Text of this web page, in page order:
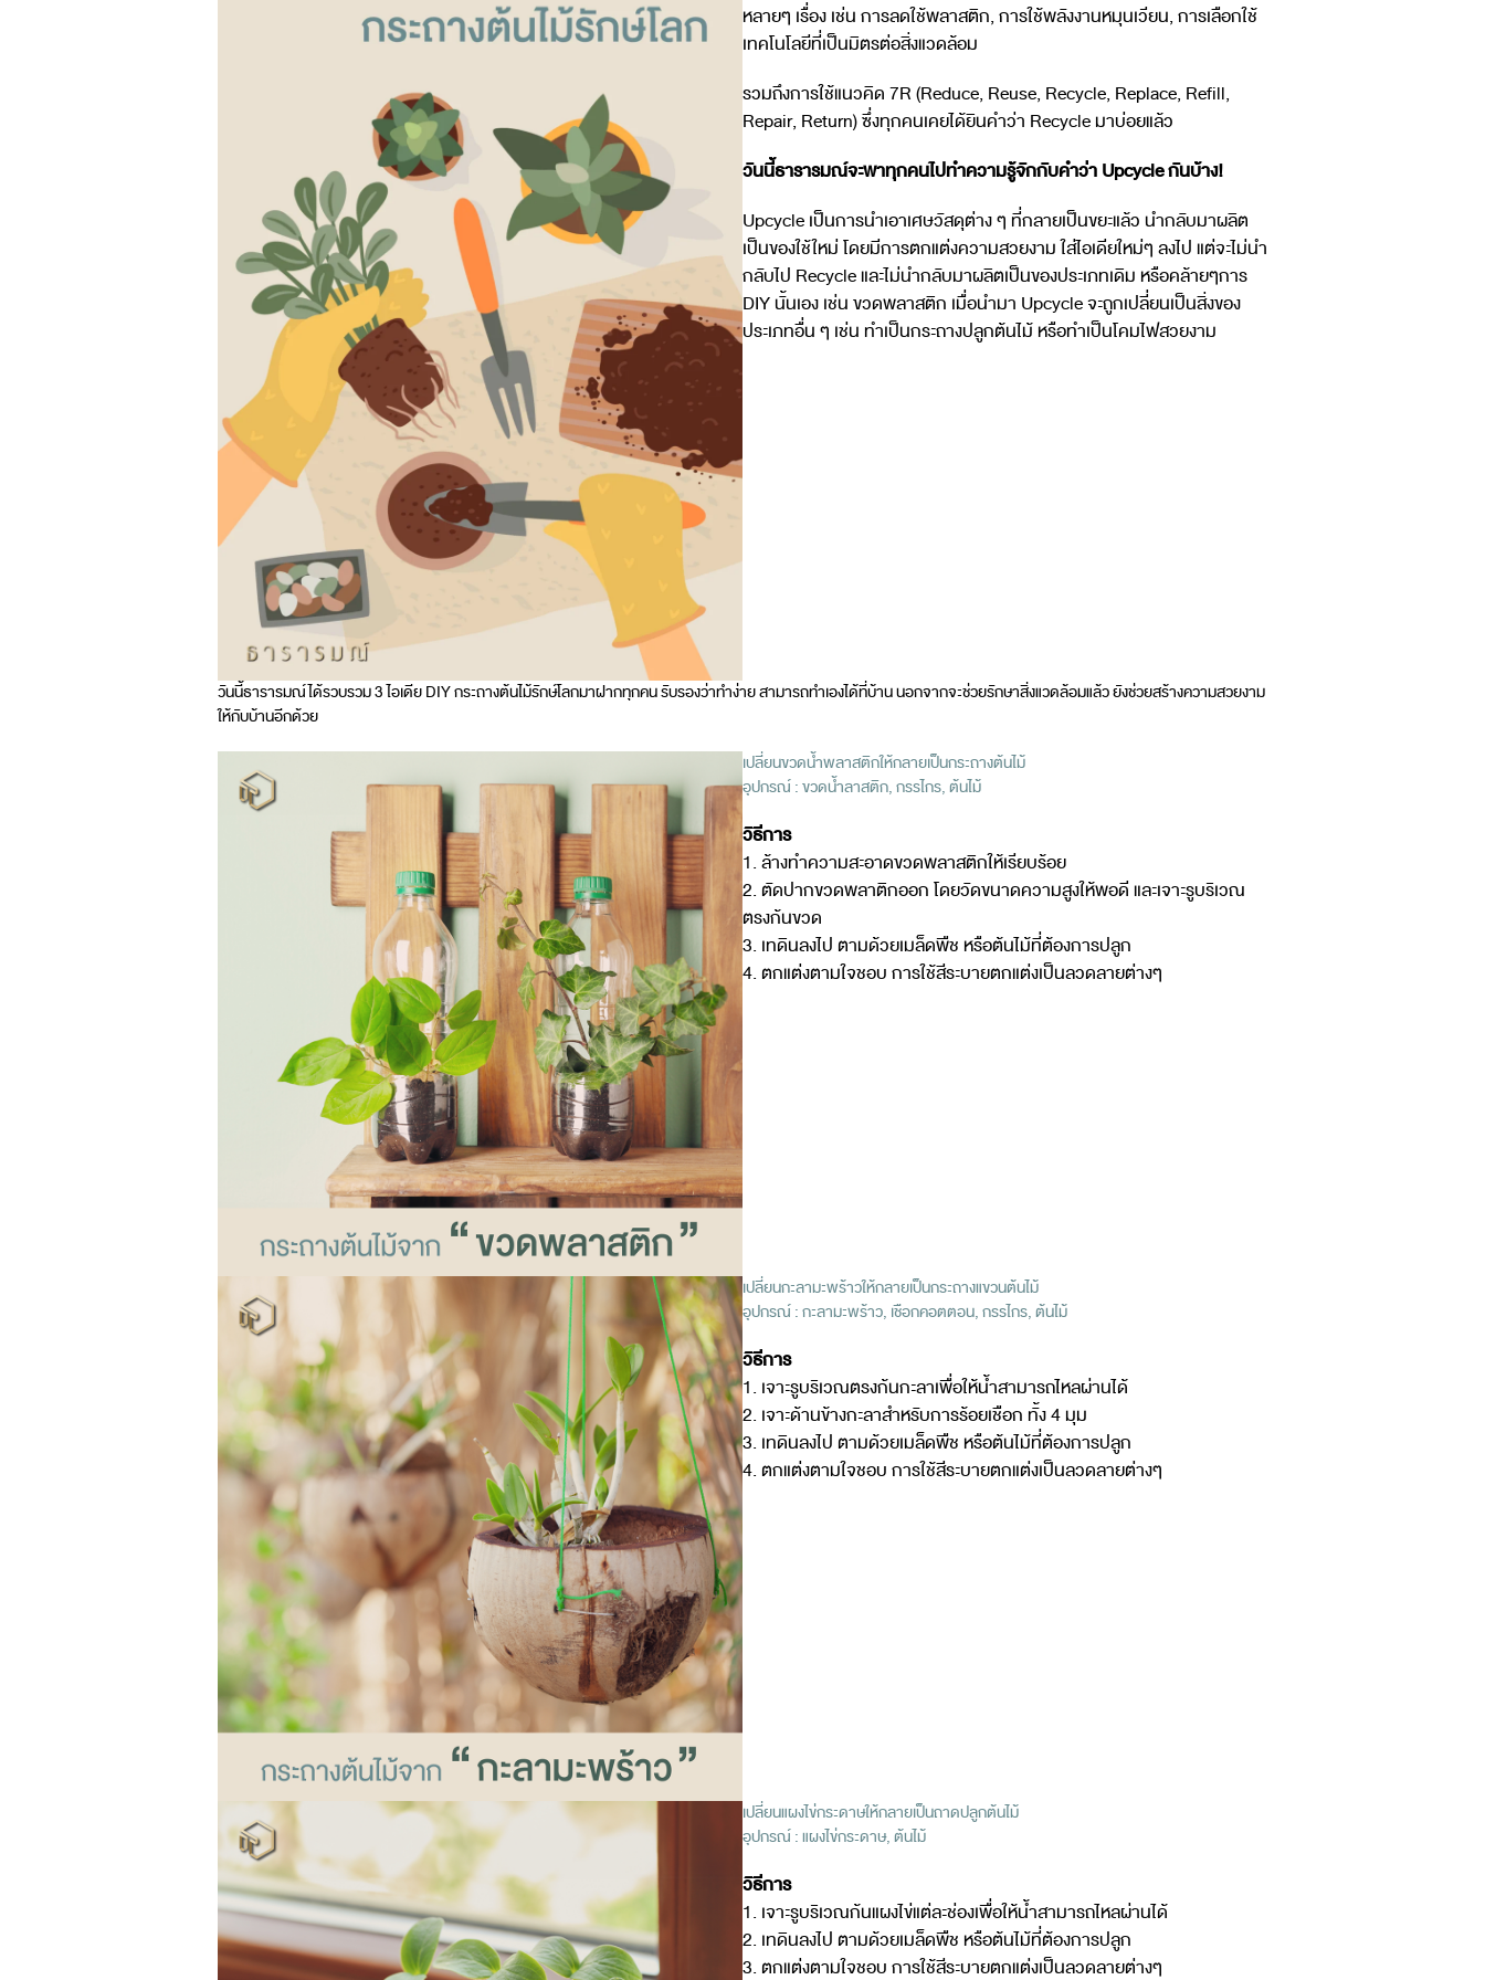
หลายๆ เรื่อง เช่น การลดใช้พลาสติก, การใช้พลังงานหมุนเวียน, การเลือกใช้
เทคโนโลยีที่เป็นมิตรต่อสิ่งแวดล้อม
รวมถึงการใช้แนวคิด 7R (Reduce, Reuse, Recycle, Replace, Refill,
Repair, Return) ซึ่งทุกคนเคยได้ยินคำว่า Recycle มาบ่อยแล้ว
วันนี้ธารารมณ์จะพาทุกคนไปทำความรู้จักกับคำว่า Upcycle กันบ้าง!
Upcycle เป็นการนำเอาเศษวัสดุต่าง ๆ ที่กลายเป็นขยะแล้ว นำกลับมาผลิต
เป็นของใช้ใหม่ โดยมีการตกแต่งความสวยงาม ใส่ไอเดียใหม่ๆ ลงไป แต่จะไม่นำ
กลับไป Recycle และไม่นำกลับมาผลิตเป็นของประเภทเดิม หรือคล้ายๆการ
DIY นั้นเอง เช่น ขวดพลาสติก เมื่อนำมา Upcycle จะถูกเปลี่ยนเป็นสิ่งของ
ประเภทอื่น ๆ เช่น ทำเป็นกระถางปลูกต้นไม้ หรือทำเป็นโคมไฟสวยงาม
วันนี้ธารารมณ์ได้รวบรวม 3 ไอเดีย DIY กระถางต้นไม้รักษ์โลกมาฝากทุกคน รับรองว่าทำง่าย สามารถทำเองได้ที่บ้าน นอกจากจะช่วยรักษาสิ่งแวดล้อมแล้ว ยังช่วยสร้างความสวยงาม
ให้กับบ้านอีกด้วย
เปลี่ยนขวดน้ำพลาสติกให้กลายเป็นกระถางต้นไม้
อุปกรณ์ : ขวดน้ำลาสติก, กรรไกร, ต้นไม้
วิธีการ
1. ล้างทำความสะอาดขวดพลาสติกให้เรียบร้อย
2. ตัดปากขวดพลาติกออก โดยวัดขนาดความสูงให้พอดี และเจาะรูบริเวณ
ตรงก้นขวด
3. เทดินลงไป ตามด้วยเมล็ดพืช หรือต้นไม้ที่ต้องการปลูก
4. ตกแต่งตามใจชอบ การใช้สีระบายตกแต่งเป็นลวดลายต่างๆ
เปลี่ยนกะลามะพร้าวให้กลายเป็นกระถางแขวนต้นไม้
อุปกรณ์ : กะลามะพร้าว, เชือกคอตตอน, กรรไกร, ต้นไม้
วิธีการ
1. เจาะรูบริเวณตรงก้นกะลาเพื่อให้น้ำสามารถไหลผ่านได้
2. เจาะด้านข้างกะลาสำหรับการร้อยเชือก ทั้ง 4 มุม
3. เทดินลงไป ตามด้วยเมล็ดพืช หรือต้นไม้ที่ต้องการปลูก
4. ตกแต่งตามใจชอบ การใช้สีระบายตกแต่งเป็นลวดลายต่างๆ
เปลี่ยนแผงไข่กระดาษให้กลายเป็นถาดปลูกต้นไม้
อุปกรณ์ : แผงไข่กระดาษ, ต้นไม้
วิธีการ
1. เจาะรูบริเวณก้นแผงไข่แต่ละช่องเพื่อให้น้ำสามารถไหลผ่านได้
2. เทดินลงไป ตามด้วยเมล็ดพืช หรือต้นไม้ที่ต้องการปลูก
3. ตกแต่งตามใจชอบ การใช้สีระบายตกแต่งเป็นลวดลายต่างๆ